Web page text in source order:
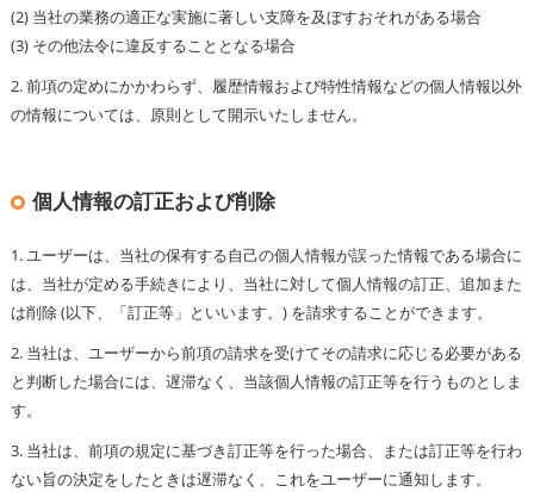
(2) 当社の業務の適正な実施に著しい支障を及ぼすおそれがある場合
(3) その他法令に違反することとなる場合
2. 前項の定めにかかわらず、履歴情報および特性情報などの個人情報以外
の情報については、原則として開示いたしません。
個人情報の訂正および削除
1. ユーザーは、当社の保有する自己の個人情報が誤った情報である場合に
は、当社が定める手続きにより、当社に対して個人情報の訂正、追加また
は削除 (以下、「訂正等」といいます。) を請求することができます。
2. 当社は、ユーザーから前項の請求を受けてその請求に応じる必要がある
と判断した場合には、遅滞なく、当該個人情報の訂正等を行うものとしま
す。
3. 当社は、前項の規定に基づき訂正等を行った場合、または訂正等を行わ
ない旨の決定をしたときは遅滞なく、これをユーザーに通知します。